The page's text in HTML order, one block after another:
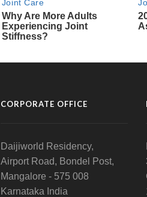
CORPORATE OFFICE
Daijiworld Residency,
Airport Road, Bondel Post,
Mangalore - 575 008
Karnataka India